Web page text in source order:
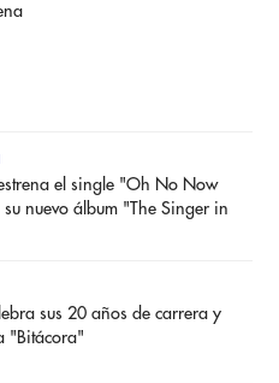
el single "Oh No Now
nuevo álbum "The Singer in
sus 20 años de carrera y
"Bitácora"